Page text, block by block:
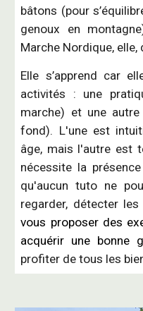
bâtons (pour
genoux en
Marche Nordique, elle,
Elle s’apprend car
activités : une
marche) et une
fond). L'une est
âge, mais l'autre est
nécessite la
qu'aucun tuto ne
regarder, détecter
vous proposer des
acquérir une bonne
profiter de tous les